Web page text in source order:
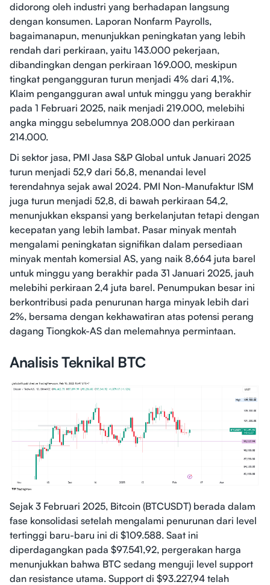
didorong oleh industri yang berhadapan langsung
dengan konsumen. Laporan Nonfarm Payrolls,
bagaimanapun, menunjukkan peningkatan yang lebih
rendah dari perkiraan, yaitu 143.000 pekerjaan,
dibandingkan dengan perkiraan 169.000, meskipun
tingkat pengangguran turun menjadi 4% dari 4,1%.
Klaim pengangguran awal untuk minggu yang berakhir
pada 1 Februari 2025, naik menjadi 219.000, melebihi
angka minggu sebelumnya 208.000 dan perkiraan
214.000.
Di sektor jasa, PMI Jasa S&P Global untuk Januari 2025
turun menjadi 52,9 dari 56,8, menandai level
terendahnya sejak awal 2024. PMI Non-Manufaktur ISM
juga turun menjadi 52,8, di bawah perkiraan 54,2,
menunjukkan ekspansi yang berkelanjutan tetapi dengan
kecepatan yang lebih lambat. Pasar minyak mentah
mengalami peningkatan signifikan dalam persediaan
minyak mentah komersial AS, yang naik 8,664 juta barel
untuk minggu yang berakhir pada 31 Januari 2025, jauh
melebihi perkiraan 2,4 juta barel. Penumpukan besar ini
berkontribusi pada penurunan harga minyak lebih dari
2%, bersama dengan kekhawatiran atas potensi perang
dagang Tiongkok-AS dan melemahnya permintaan.
Analisis Teknikal BTC
Sejak 3 Februari 2025, Bitcoin (BTCUSDT) berada dalam
fase konsolidasi setelah mengalami penurunan dari level
tertinggi baru-baru ini di $109.588. Saat ini
diperdagangkan pada $97.541,92, pergerakan harga
menunjukkan bahwa BTC sedang menguji level support
dan resistance utama. Support di $93.227,94 telah